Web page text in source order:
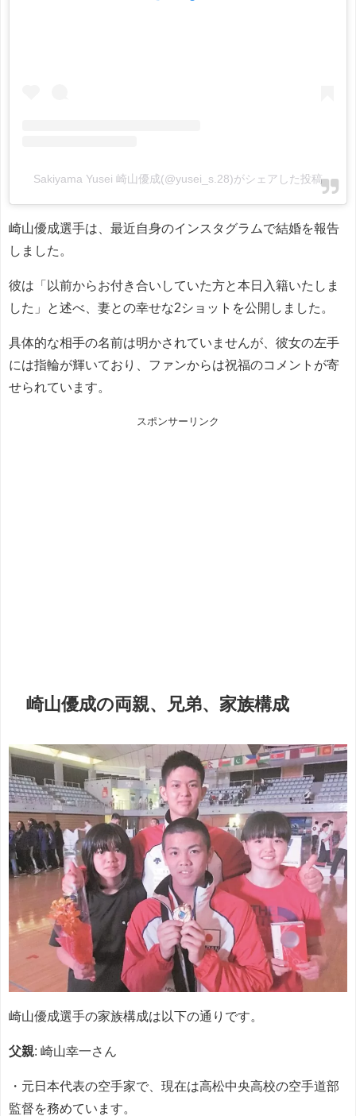
Sakiyama Yusei 崎山優成(@yusei_s.28)がシェアした投稿
崎山優成選手は、最近自身のインスタグラムで結婚を報告
しました。
彼は「以前からお付き合いしていた方と本日入籍いたしま
した」と述べ、妻との幸せな2ショットを公開しました。
具体的な相手の名前は明かされていませんが、彼女の左手
には指輪が輝いており、ファンからは祝福のコメントが寄
せられています。
スポンサーリンク
崎山優成の両親、兄弟、家族構成
崎山優成選手の家族構成は以下の通りです。
父親: 崎山幸一さん
・元日本代表の空手家で、現在は高松中央高校の空手道部
監督を務めています。